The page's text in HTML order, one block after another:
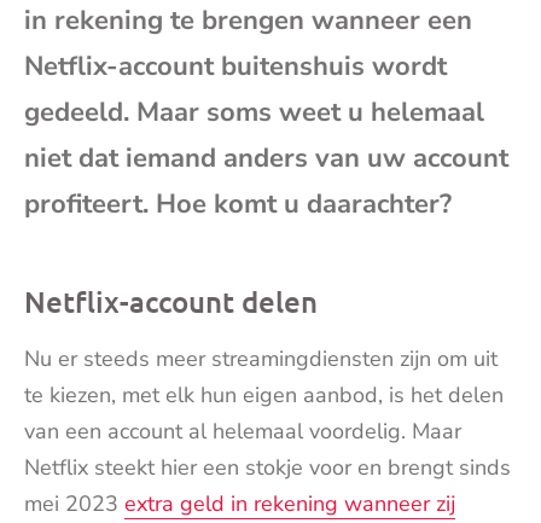
in rekening te brengen wanneer een
Netflix-account buitenshuis wordt
gedeeld. Maar soms weet u helemaal
niet dat iemand anders van uw account
profiteert. Hoe komt u daarachter?
Netflix-account delen
Nu er steeds meer streamingdiensten zijn om uit
te kiezen, met elk hun eigen aanbod, is het delen
van een account al helemaal voordelig. Maar
Netflix steekt hier een stokje voor en brengt sinds
mei 2023 extra geld in rekening wanneer zij